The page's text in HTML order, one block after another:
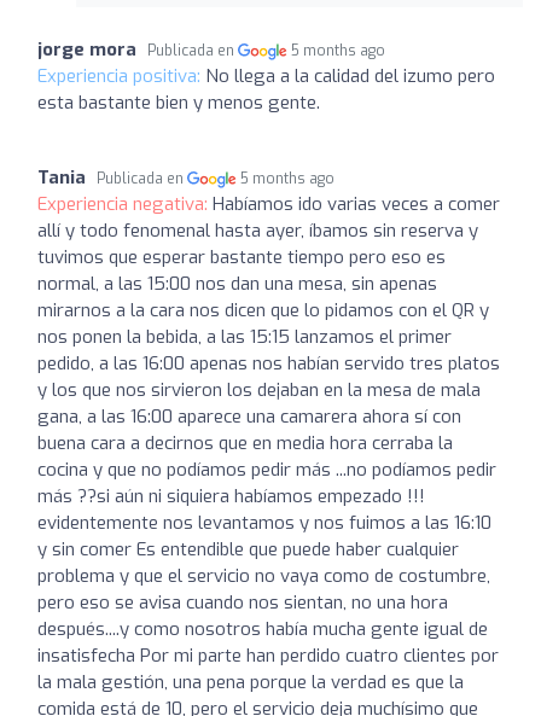
jorge mora Publicada en 5 months ago
Experiencia positiva: No llega a la calidad del izumo pero
esta bastante bien y menos gente.
Tania Publicada en 5 months ago
Experiencia negativa: Habíamos ido varias veces a comer
allí y todo fenomenal hasta ayer, íbamos sin reserva y
tuvimos que esperar bastante tiempo pero eso es
normal, a las 15:00 nos dan una mesa, sin apenas
mirarnos a la cara nos dicen que lo pidamos con el QR y
nos ponen la bebida, a las 15:15 lanzamos el primer
pedido, a las 16:00 apenas nos habían servido tres platos
y los que nos sirvieron los dejaban en la mesa de mala
gana, a las 16:00 aparece una camarera ahora sí con
buena cara a decirnos que en media hora cerraba la
cocina y que no podíamos pedir más ...no podíamos pedir
más ??si aún ni siquiera habíamos empezado !!!
evidentemente nos levantamos y nos fuimos a las 16:10
y sin comer Es entendible que puede haber cualquier
problema y que el servicio no vaya como de costumbre,
pero eso se avisa cuando nos sientan, no una hora
después....y como nosotros había mucha gente igual de
insatisfecha Por mi parte han perdido cuatro clientes por
la mala gestión, una pena porque la verdad es que la
comida está de 10, pero el servicio deja muchísimo que